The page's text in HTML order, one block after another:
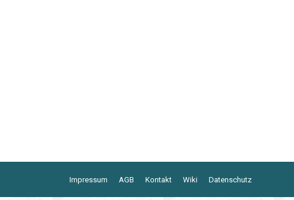
Impressum AGB Kontakt Wiki Datenschutz